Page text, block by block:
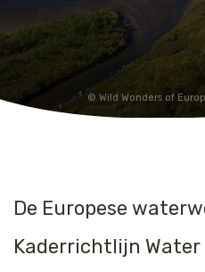
Wild Wonders of
De Europese
Kaderrichtlijn Water
Jaguar
Koraal
Leeuw
Neushoorn
Olifant
Kleding & Accessoires
Speelgoed